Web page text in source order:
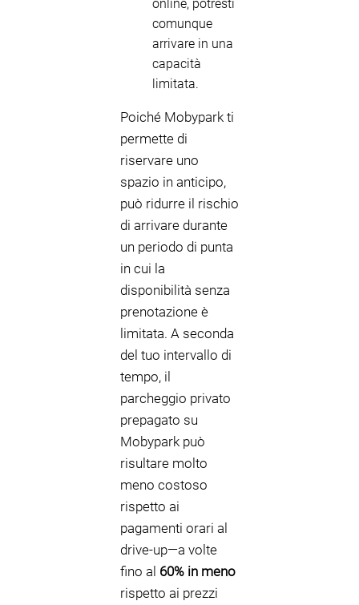
online, potresti
comunque
arrivare in una
capacità
limitata.
Poiché Mobypark ti
permette di
riservare uno
spazio in anticipo,
può ridurre il rischio
di arrivare durante
un periodo di punta
in cui la
disponibilità senza
prenotazione è
limitata. A seconda
del tuo intervallo di
tempo, il
parcheggio privato
prepagato su
Mobypark può
risultare molto
meno costoso
rispetto ai
pagamenti orari al
drive-up—a volte
fino al 60% in meno
rispetto ai prezzi